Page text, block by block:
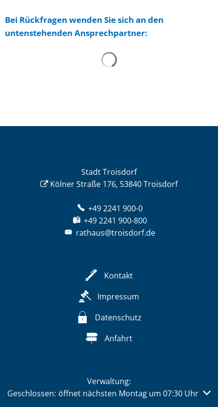
Bei Rückfragen wenden Sie sich an den
untenstehenden Ansprechpartner:
Stadt Troisdorf
Kölner Straße 176, 53840 Troisdorf
+49 2241 900-0
+49 2241 900-800
rathaus@troisdorf.de
Kontakt
Impressum
Datenschutz
Anfahrt
Verwaltung:
Klicken, um weitere Öffnungs- oder Schließzeiten
Geschlossen: öffnet nächsten Montag um 07:30 Uhr